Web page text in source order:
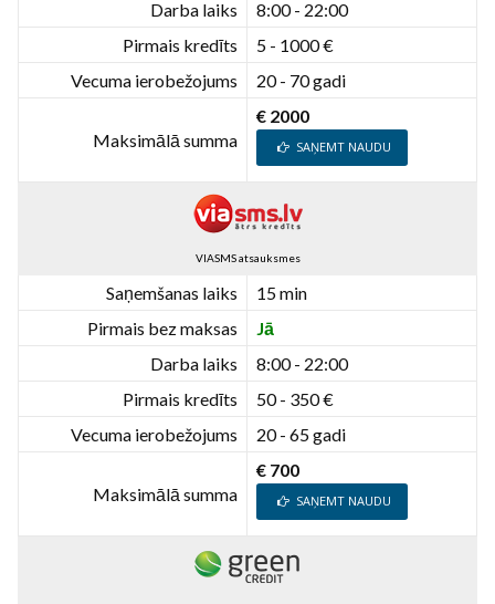
Darba laiks
8:00 - 22:00
Pirmais kredīts
5 - 1000 €
Vecuma ierobežojums
20 - 70 gadi
Maksimālā summa
€ 2000
SAŅEMT NAUDU
VIASMS atsauksmes
Saņemšanas laiks
15 min
Pirmais bez maksas
Jā
Darba laiks
8:00 - 22:00
Pirmais kredīts
50 - 350 €
Vecuma ierobežojums
20 - 65 gadi
Maksimālā summa
€ 700
SAŅEMT NAUDU